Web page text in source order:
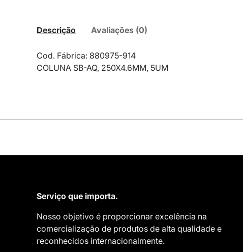
Descrição Avaliações (0)
Cod. Fábrica: 880975-914
COLUNA SB-AQ, 250X4.6MM, 5UM
Serviço que importa.
Nosso objetivo é proporcionar excelência na
comercialização de produtos de alta qualidade e
reconhecidos internacionalmente.